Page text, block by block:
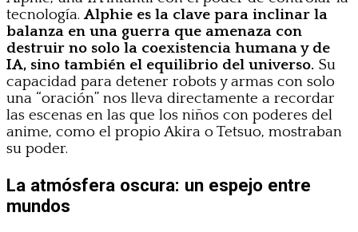
tecnología. Alphie es la clave para inclinar la
balanza en una guerra que amenaza con
destruir no solo la coexistencia humana y de
IA, sino también el equilibrio del universo. Su
capacidad para detener robots y armas con solo
una “oración” nos lleva directamente a recordar
las escenas en las que los niños con poderes del
anime, como el propio Akira o Tetsuo, mostraban
su poder.
La atmósfera oscura: un espejo entre
mundos